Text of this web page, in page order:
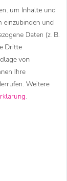
Deko
Hand UV
200 x 135
cm
um Inhalte und
einzubinden und
Daten (z. B.
Dritte
von
Ihre
Weitere
.